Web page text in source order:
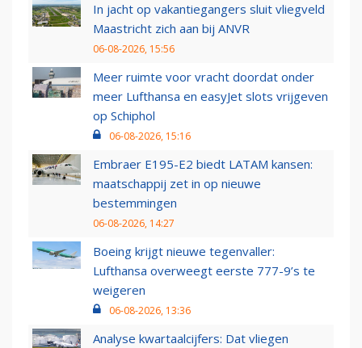
In jacht op vakantiegangers sluit vliegveld
Maastricht zich aan bij ANVR
06-08-2026, 15:56
Meer ruimte voor vracht doordat onder
meer Lufthansa en easyJet slots vrijgeven
op Schiphol
06-08-2026, 15:16
Embraer E195-E2 biedt LATAM kansen:
maatschappij zet in op nieuwe
bestemmingen
06-08-2026, 14:27
Boeing krijgt nieuwe tegenvaller:
Lufthansa overweegt eerste 777-9’s te
weigeren
06-08-2026, 13:36
Analyse kwartaalcijfers: Dat vliegen